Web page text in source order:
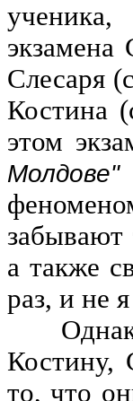
экзамена
Слесаря
Костина
этом
Молдове"
а также
раз, и не
Однако
Костину,
то, что